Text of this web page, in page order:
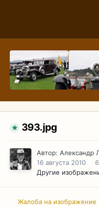
393.jpg
Автор: Александр
16 августа 2010
Другие
Жалоба на изображение